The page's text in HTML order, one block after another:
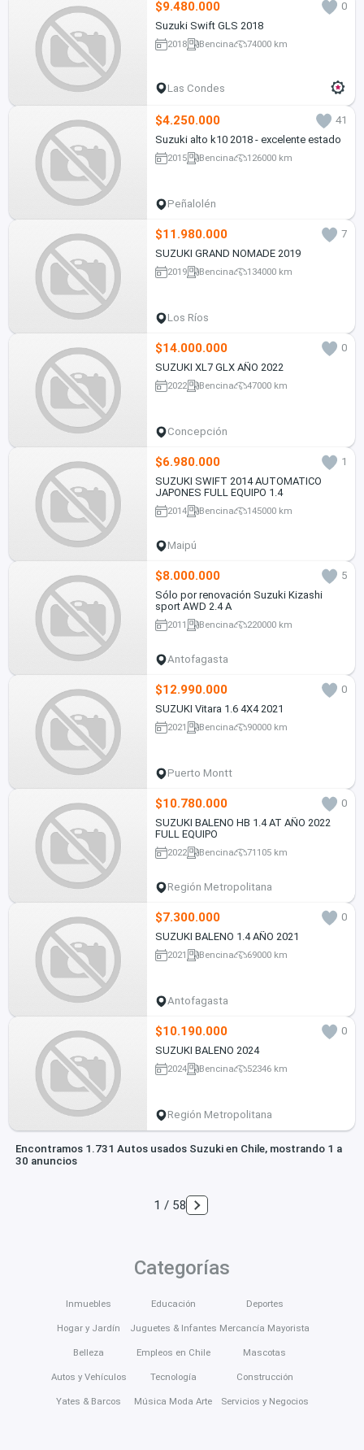
$9.480.000
0
Suzuki Swift GLS 2018
2018 Bencina 74000 km
Las Condes
$4.250.000
41
Suzuki alto k10 2018 - excelente estado
2015 Bencina 126000 km
Peñalolén
$11.980.000
7
SUZUKI GRAND NOMADE 2019
2019 Bencina 134000 km
Los Ríos
$14.000.000
0
SUZUKI XL7 GLX AÑO 2022
2022 Bencina 47000 km
Concepción
$6.980.000
1
SUZUKI SWIFT 2014 AUTOMATICO
JAPONES FULL EQUIPO 1.4
2014 Bencina 145000 km
Maipú
$8.000.000
5
Sólo por renovación Suzuki Kizashi
sport AWD 2.4 A
2011 Bencina 220000 km
Antofagasta
$12.990.000
0
SUZUKI Vitara 1.6 4X4 2021
2021 Bencina 90000 km
Puerto Montt
$10.780.000
0
SUZUKI BALENO HB 1.4 AT AÑO 2022
FULL EQUIPO
2022 Bencina 71105 km
Región Metropolitana
$7.300.000
0
SUZUKI BALENO 1.4 AÑO 2021
2021 Bencina 69000 km
Antofagasta
$10.190.000
0
SUZUKI BALENO 2024
2024 Bencina 52346 km
Región Metropolitana
Encontramos 1.731 Autos usados Suzuki en Chile, mostrando 1 a
30 anuncios
1 / 58
Categorías
Inmuebles
Hogar y Jardín
Belleza
Autos y Vehículos
Yates & Barcos
Educación
Juguetes & Infantes
Empleos en Chile
Tecnología
Música Moda Arte
Deportes
Mercancía Mayorista
Mascotas
Construcción
Servicios y Negocios